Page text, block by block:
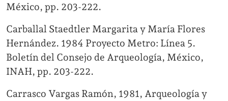
México, pp. 203-222.
Carballal Staedtler Margarita y María Flores
Hernández. 1984 Proyecto Metro: Línea 5.
Boletín del Consejo de Arqueología, México,
INAH, pp. 203-222.
Carrasco Vargas Ramón, 1981, Arqueología y